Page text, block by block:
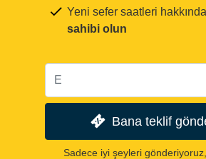
Yeni sefer saatleri hakkında
sahibi olun
Bana teklif
Sadece iyi şeyleri